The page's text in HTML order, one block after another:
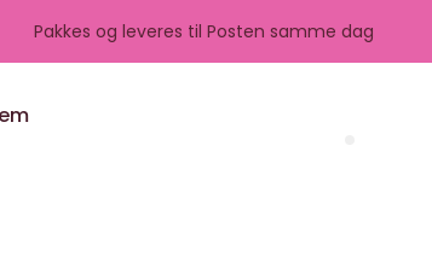
Pakkes og leveres til Posten samme dag